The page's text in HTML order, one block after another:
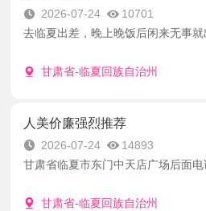
2026-07-24
10701
去临夏出差，晚上晚饭后闲来无事
甘肃省-临夏回族自治州
人美价廉强烈推荐
2026-07-24
14893
甘肃省临夏市东门中天店广场后面电
甘肃省-临夏回族自治州